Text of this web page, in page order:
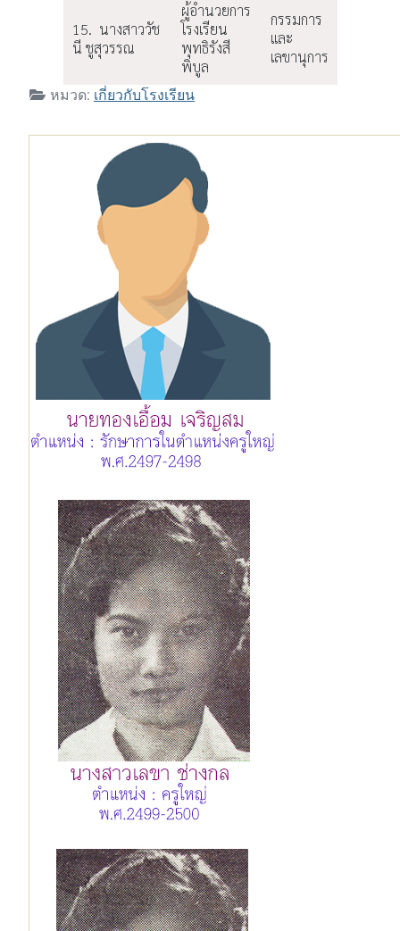
15. นางสาววัช
นี ชูสุวรรณ
ผู้อำนวยการ
โรงเรียน
พุทธิรังสี
พิบูล
กรรมการ
และ
เลขานุการ
หมวด: เกี่ยวกับโรงเรียน